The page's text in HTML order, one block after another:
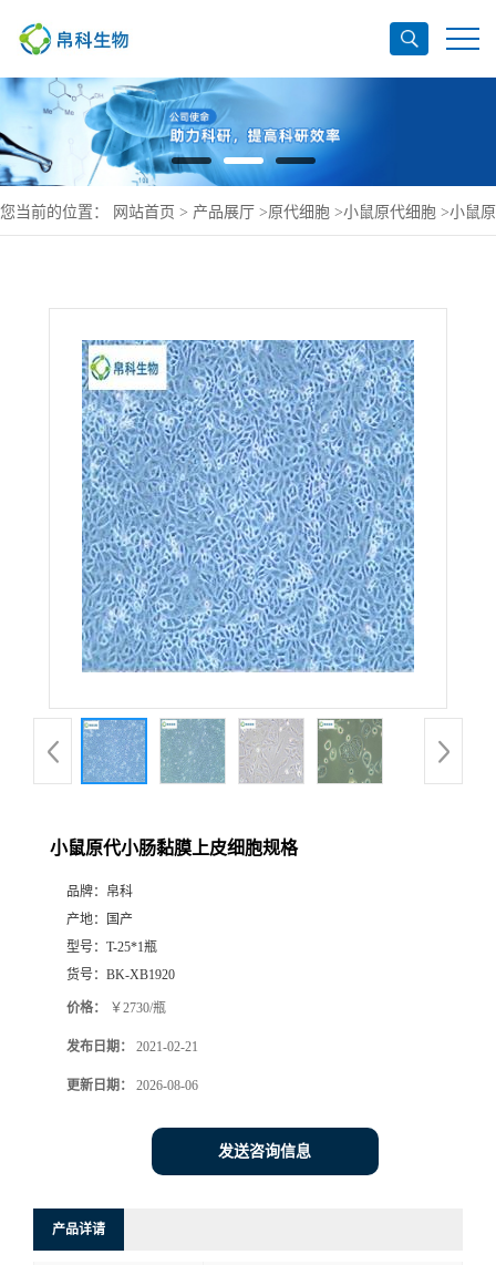
您当前的位置： 网站首页 > 产品展厅 >原代细胞 >小鼠原代细胞 >小鼠原
小鼠原代小肠黏膜上皮细胞规格
品牌： 帛科
产地：
国产
型号： T-25*1瓶
货号： BK-XB1920
价格： ￥2730/瓶
发布日期： 2021-02-21
更新日期： 2026-08-06
发送咨询信息
产品详请